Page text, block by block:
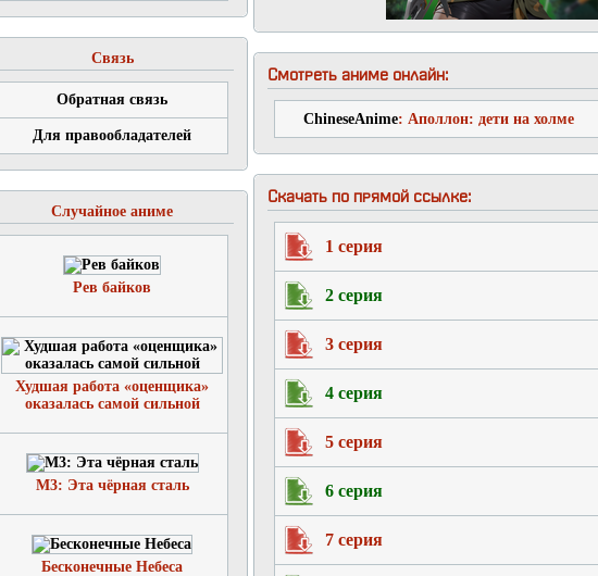
Связь
Обратная связь
Для правообладателей
Случайное аниме
Рев байков
Худшая работа «оценщика»
оказалась самой сильной
М3: Эта чёрная сталь
Бесконечные Небеса
Смотреть аниме онлайн:
ChineseAnime: Аполлон: дети на холме
Скачать по прямой ссылке:
1 серия
2 серия
3 серия
4 серия
5 серия
6 серия
7 серия